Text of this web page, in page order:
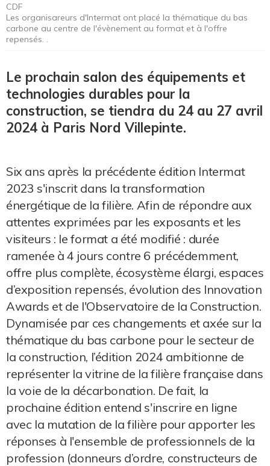
CDF
Les organisareurs d'Intermat ont placé la thématique du bas
carbone au centre de l'évènement au format et à l'offre
repensés. .
Le prochain salon des équipements et
technologies durables pour la
construction, se tiendra du 24 au 27 avril
2024 à Paris Nord Villepinte.
Six ans après la précédente édition Intermat
2023 s'inscrit dans la transformation
énergétique de la filière. Afin de répondre aux
attentes exprimées par les exposants et les
visiteurs : le format a été modifié : durée
ramenée à 4 jours contre 6 précédemment,
offre plus complète, écosystème élargi, espaces
d’exposition repensés, évolution des Innovation
Awards et de l'Observatoire de la Construction.
Dynamisée par ces changements et axée sur la
thématique du bas carbone pour le secteur de
la construction, l’édition 2024 ambitionne de
représenter la vitrine de la filière française dans
la voie de la décarbonation. De fait, la
prochaine édition entend s'inscrire en ligne
avec la mutation de la filière pour apporter les
réponses à l'ensemble de professionnels de la
profession (donneurs d’ordre, constructeurs de